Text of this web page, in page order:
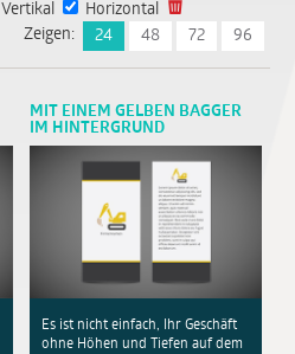
Vertikal
Horizontal
Zeigen:
24 48 72 96
MIT EINEM GELBEN BAGGER
IM HINTERGRUND
Es ist nicht einfach, Ihr Geschäft
ohne Höhen und Tiefen auf dem